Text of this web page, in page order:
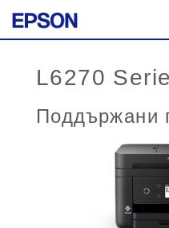
L6270
Поддържани